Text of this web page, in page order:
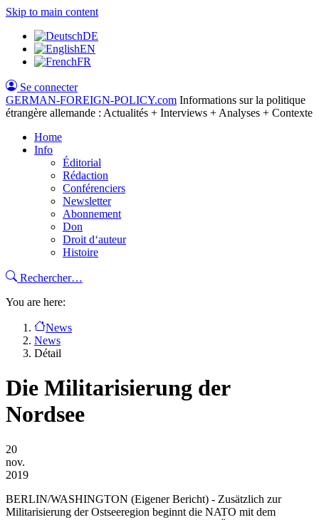
Skip to main content
DE
EN
FR
Se connecter
GERMAN-FOREIGN-POLICY.com Informations sur la politique
étrangère allemande : Actualités + Interviews + Analyses + Contexte
Home
Info
Éditorial
Rédaction
Conférenciers
Newsletter
Abonnement
Don
Droit d‘auteur
Histoire
Rechercher…
You are here:
News
News
Détail
Die Militarisierung der
Nordsee
20
nov.
2019
BERLIN/WASHINGTON (Eigener Bericht) - Zusätzlich zur
Militarisierung der Ostseeregion beginnt die NATO mit dem